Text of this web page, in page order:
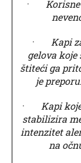
·
· Kapi
gelova koje
štiteći ga
je
· Kapi
stabilizira
intenzitet
na